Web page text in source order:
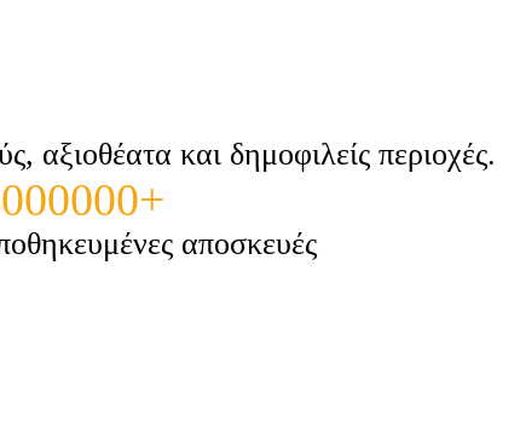
αξιοθέατα και δημοφιλείς περιοχές.
αποσκευές